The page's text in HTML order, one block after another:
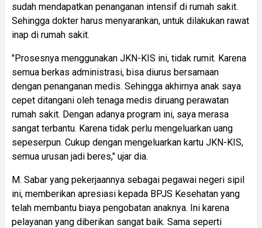
sudah mendapatkan penanganan intensif di rumah sakit.
Sehingga dokter harus menyarankan, untuk dilakukan rawat
inap di rumah sakit.
"Prosesnya menggunakan JKN-KIS ini, tidak rumit. Karena
semua berkas administrasi, bisa diurus bersamaan
dengan penanganan medis. Sehingga akhirnya anak saya
cepet ditangani oleh tenaga medis diruang perawatan
rumah sakit. Dengan adanya program ini, saya merasa
sangat terbantu. Karena tidak perlu mengeluarkan uang
sepeserpun. Cukup dengan mengeluarkan kartu JKN-KIS,
semua urusan jadi beres," ujar dia.
M. Sabar yang pekerjaannya sebagai pegawai negeri sipil
ini, memberikan apresiasi kepada BPJS Kesehatan yang
telah membantu biaya pengobatan anaknya. Ini karena
pelayanan yang diberikan sangat baik. Sama seperti